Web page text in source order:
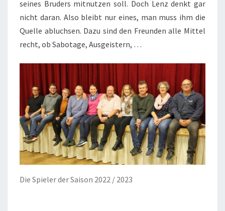
seines Bruders mitnutzen soll. Doch Lenz denkt gar
nicht daran. Also bleibt nur eines, man muss ihm die
Quelle abluchsen. Dazu sind den Freunden alle Mittel
recht, ob Sabotage, Ausgeistern, …
Die Spieler der Saison 2022 / 2023